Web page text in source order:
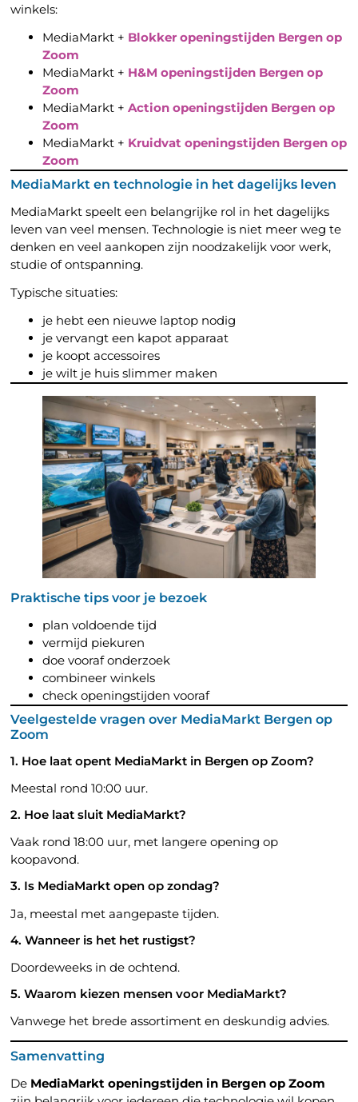
winkels:
MediaMarkt + Blokker openingstijden Bergen op
Zoom
MediaMarkt + H&M openingstijden Bergen op
Zoom
MediaMarkt +Action openingstijden Bergen op
Zoom
MediaMarkt + Kruidvat openingstijden Bergen op
Zoom
MediaMarkt en technologie in het dagelijks leven
MediaMarkt speelt een belangrijke rol in het dagelijks
leven van veel mensen. Technologie is niet meer weg te
denken en veel aankopen zijn noodzakelijk voor werk,
studie of ontspanning.
Typische situaties:
je hebt een nieuwe laptop nodig
je vervangt een kapot apparaat
je koopt accessoires
je wilt je huis slimmer maken
Praktische tips voor je bezoek
plan voldoende tijd
vermijd piekuren
doe vooraf onderzoek
combineer winkels
check openingstijden vooraf
Veelgestelde vragen over MediaMarkt Bergen op
Zoom
1. Hoe laat opent MediaMarkt in Bergen op Zoom?
Meestal rond 10:00 uur.
2. Hoe laat sluit MediaMarkt?
Vaak rond 18:00 uur, met langere opening op
koopavond.
3. Is MediaMarkt open op zondag?
Ja, meestal met aangepaste tijden.
4. Wanneer is het het rustigst?
Doordeweeks in de ochtend.
5. Waarom kiezen mensen voor MediaMarkt?
Vanwege het brede assortiment en deskundig advies.
Samenvatting
De MediaMarkt openingstijden in Bergen op Zoom